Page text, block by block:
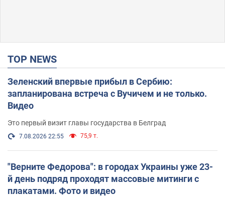
TOP NEWS
Зеленский впервые прибыл в Сербию:
запланирована встреча с Вучичем и не только.
Видео
Это первый визит главы государства в Белград
7.08.2026 22:55 75,9 т.
"Верните Федорова": в городах Украины уже 23-
й день подряд проходят массовые митинги с
плакатами. Фото и видео